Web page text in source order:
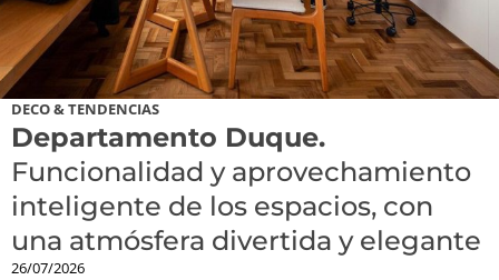
DECO & TENDENCIAS
Departamento Duque.
Funcionalidad y aprovechamiento
inteligente de los espacios, con
una atmósfera divertida y elegante
26/07/2026